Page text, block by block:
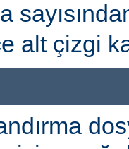
alt çizgi